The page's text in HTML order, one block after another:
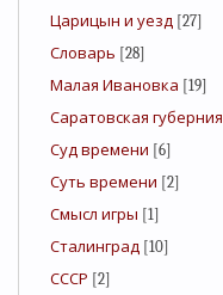
Царицын и уезд [27]
Словарь [28]
Малая Ивановка [19]
Саратовская губерния
Суд времени [6]
Суть времени [2]
Смысл игры [1]
Сталинград [10]
СССР [2]